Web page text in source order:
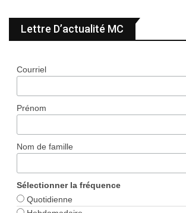
Lettre D’actualité MC
Courriel
Prénom
Nom de famille
Sélectionner la fréquence
Quotidienne